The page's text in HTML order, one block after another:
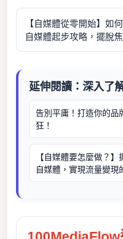
【自媒體從零開始】如
自媒體起步攻略，擺脫
延伸閱讀：深入了
告別平庸！打造你的品
狂！
【自媒體要怎麼做？
自媒體，實現流量變現